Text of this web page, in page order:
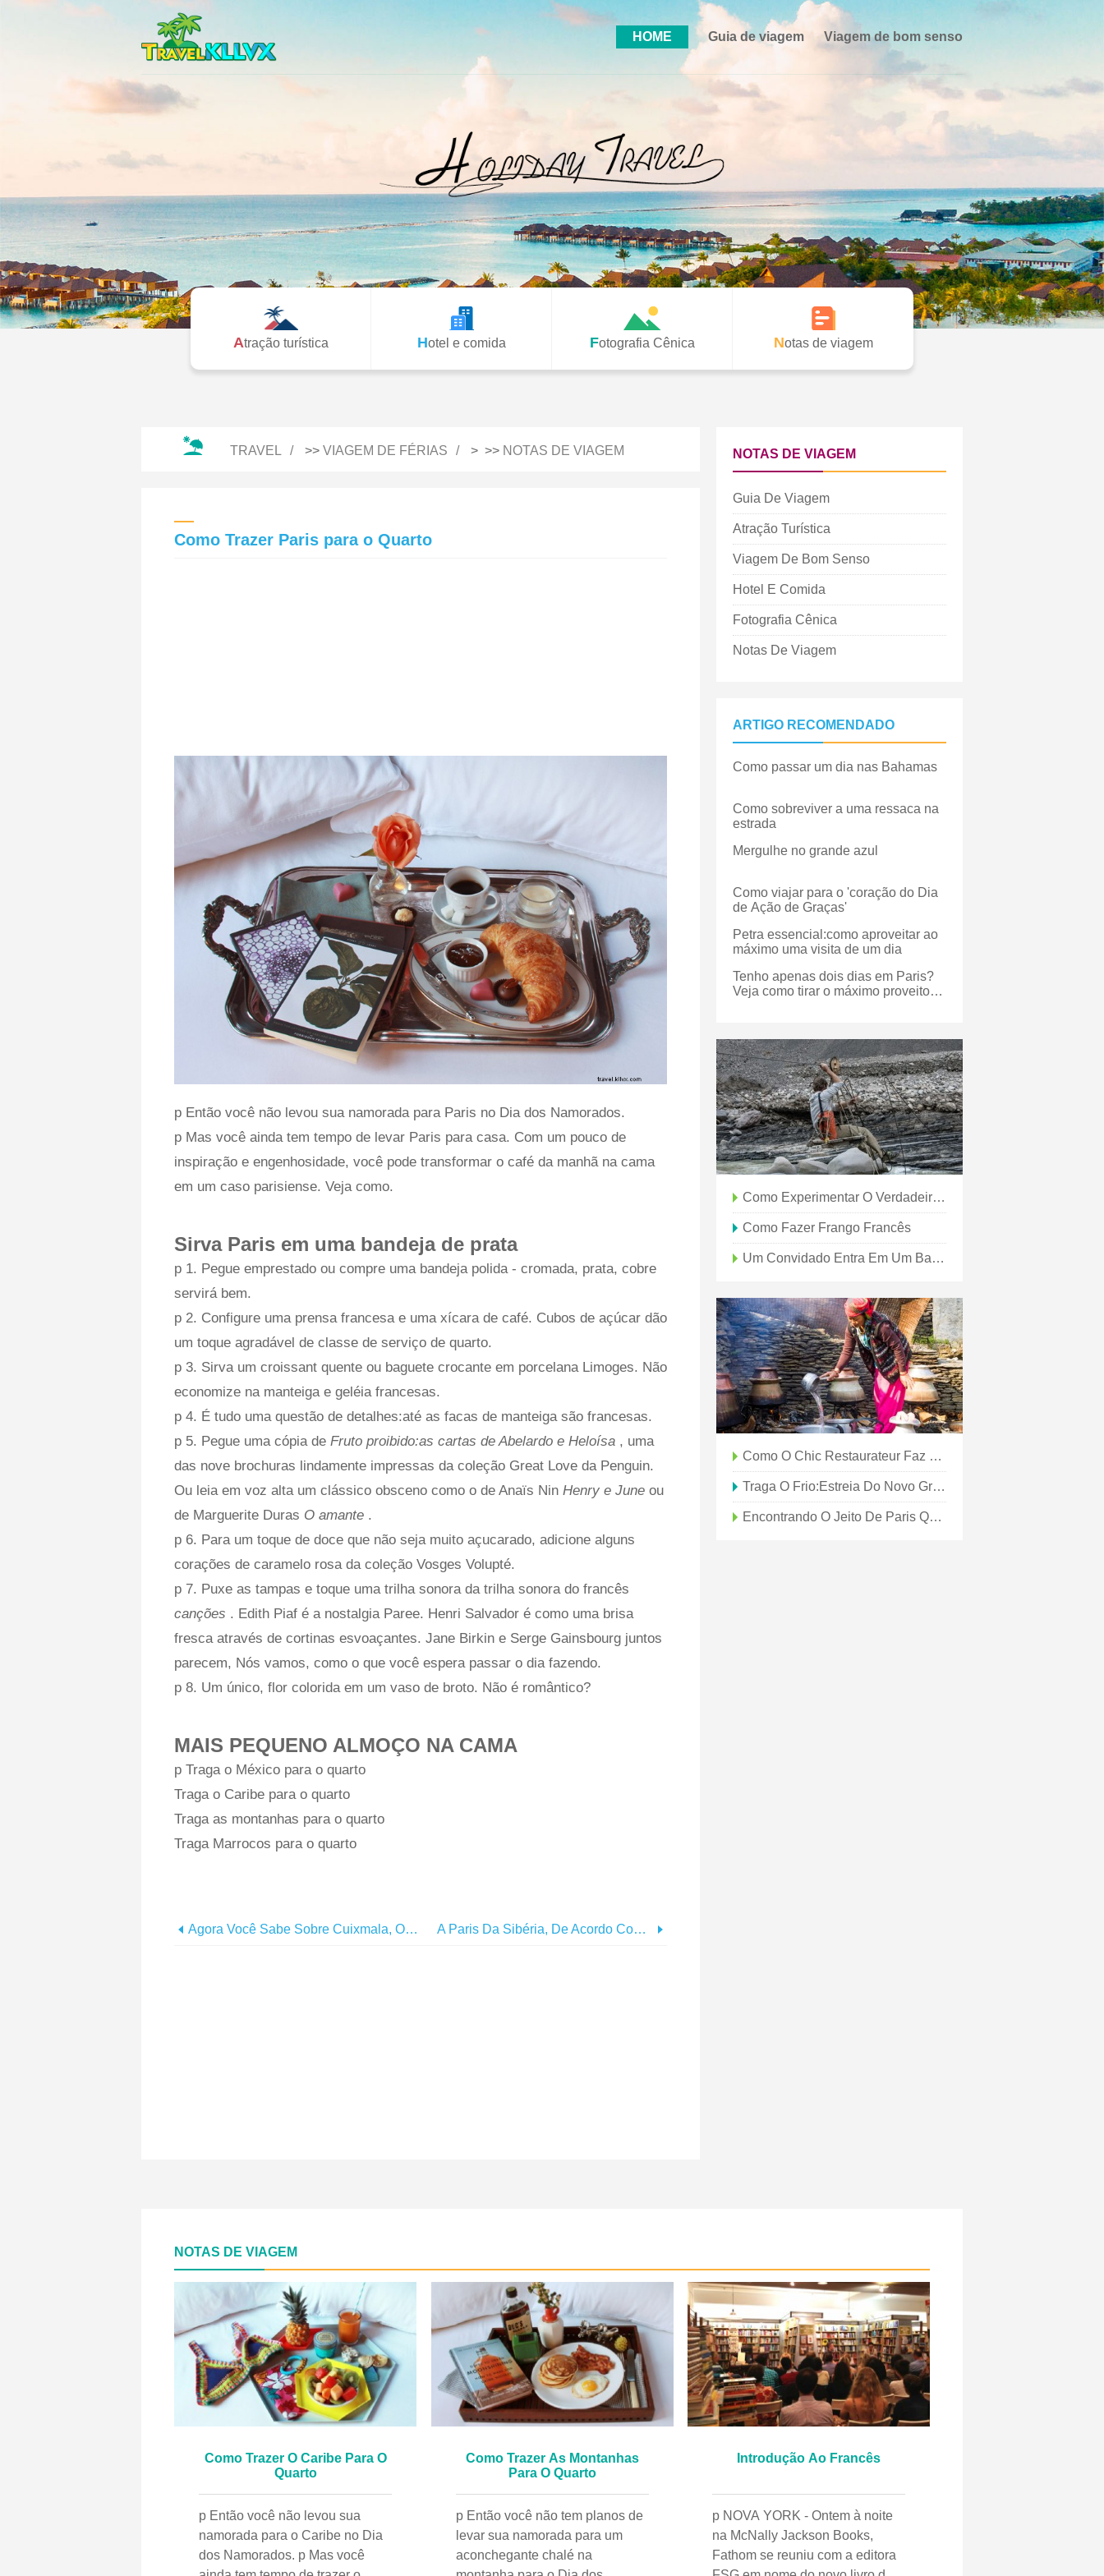
HOME Guia de viagem Viagem de bom senso
Atração turística Hotel e comida Fotografia Cênica Notas de viagem
TRAVEL >> VIAGEM DE FÉRIAS > >> NOTAS DE VIAGEM
Como Trazer Paris para o Quarto
p Então você não levou sua namorada para Paris no Dia dos Namorados.
p Mas você ainda tem tempo de levar Paris para casa. Com um pouco de
inspiração e engenhosidade, você pode transformar o café da manhã na cama
em um caso parisiense. Veja como.
Sirva Paris em uma bandeja de prata
p 1. Pegue emprestado ou compre uma bandeja polida - cromada, prata, cobre
servirá bem.
p 2. Configure uma prensa francesa e uma xícara de café. Cubos de açúcar dão
um toque agradável de classe de serviço de quarto.
p 3. Sirva um croissant quente ou baguete crocante em porcelana Limoges. Não
economize na manteiga e geléia francesas.
p 4. É tudo uma questão de detalhes:até as facas de manteiga são francesas.
p 5. Pegue uma cópia de Fruto proibido:as cartas de Abelardo e Heloísa , uma
das nove brochuras lindamente impressas da coleção Great Love da Penguin.
Ou leia em voz alta um clássico obsceno como o de Anaïs Nin Henry e June ou
de Marguerite Duras O amante .
p 6. Para um toque de doce que não seja muito açucarado, adicione alguns
corações de caramelo rosa da coleção Vosges Volupté.
p 7. Puxe as tampas e toque uma trilha sonora da trilha sonora do francês
canções . Edith Piaf é a nostalgia Paree. Henri Salvador é como uma brisa
fresca através de cortinas esvoaçantes. Jane Birkin e Serge Gainsbourg juntos
parecem, Nós vamos, como o que você espera passar o dia fazendo.
p 8. Um único, flor colorida em um vaso de broto. Não é romântico?
MAIS PEQUENO ALMOÇO NA CAMA
p Traga o México para o quarto
Traga o Caribe para o quarto
Traga as montanhas para o quarto
Traga Marrocos para o quarto
Agora Você Sabe Sobre Cuixmala, O Refúgio Épico Da Costa Do Pacífico A Paris Da Sibéria, De Acordo Com Chekov
NOTAS DE VIAGEM
Guia De Viagem
Atração Turística
Viagem De Bom Senso
Hotel E Comida
Fotografia Cênica
Notas De Viagem
ARTIGO RECOMENDADO
Como passar um dia nas Bahamas
Como sobreviver a uma ressaca na
estrada
Mergulhe no grande azul
Como viajar para o 'coração do Dia
de Ação de Graças'
Petra essencial:como aproveitar ao
máximo uma visita de um dia
Tenho apenas dois dias em Paris?
Veja como tirar o máximo proveito
Como Experimentar O Verdadeiro Romance De Paris
Como Fazer Frango Francês
Um Convidado Entra Em Um Bar (e Quarto) Em Paris ...
Como O Chic Restaurateur Faz Paris
Traga O Frio:Estreia Do Novo Grupo De Hotéis Amastan Em Paris
Encontrando O Jeito De Paris Quando Você Está Perdido Em Cheeseland
NOTAS DE VIAGEM
Como Trazer O Caribe Para O
Quarto
p Então você não levou sua
namorada para o Caribe no Dia
dos Namorados. p Mas você
Como Trazer As Montanhas
Para O Quarto
p Então você não tem planos de
levar sua namorada para um
aconchegante chalé na
Introdução Ao Francês
p NOVA YORK - Ontem à noite
na McNally Jackson Books,
Fathom se reuniu com a editora